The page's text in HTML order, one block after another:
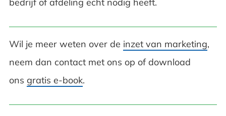
bedrijf of afdeling echt nodig heeft.
Wil je meer weten over de inzet van marketing,
neem dan contact met ons op of download
ons gratis e-book.